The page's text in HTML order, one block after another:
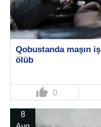
Qobustanda maşın
ölüb
thumb_up 0
8